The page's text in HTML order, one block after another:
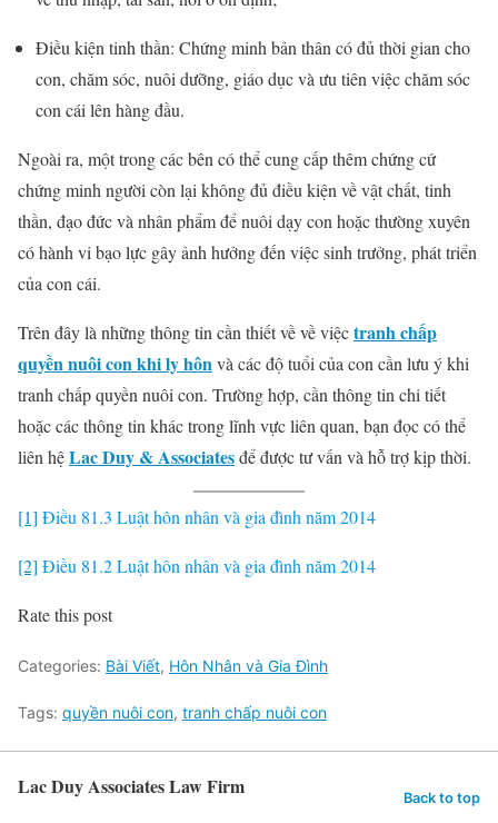
Điều kiện tinh thần: Chứng minh bản thân có đủ thời gian cho
con, chăm sóc, nuôi dưỡng, giáo dục và ưu tiên việc chăm sóc
con cái lên hàng đầu.
Ngoài ra, một trong các bên có thể cung cấp thêm chứng cứ
chứng minh người còn lại không đủ điều kiện về vật chất, tinh
thần, đạo đức và nhân phẩm để nuôi dạy con hoặc thường xuyên
có hành vi bạo lực gây ảnh hưởng đến việc sinh trưởng, phát triển
của con cái.
Trên đây là những thông tin cần thiết về về việctranh chấp
quyền nuôi con khi ly hônvà các độ tuổi của con cần lưu ý khi
tranh chấp quyền nuôi con. Trường hợp, cần thông tin chi tiết
hoặc các thông tin khác trong lĩnh vực liên quan, bạn đọc có thể
liên hệLac Duy & Associatesđể được tư vấn và hỗ trợ kịp thời.
[1] Điều 81.3 Luật hôn nhân và gia đình năm 2014
[2] Điều 81.2 Luật hôn nhân và gia đình năm 2014
Rate this post
Categories: Bài Viết, Hôn Nhân và Gia Đình
Tags: quyền nuôi con, tranh chấp nuôi con
Lac Duy Associates Law Firm Back to top